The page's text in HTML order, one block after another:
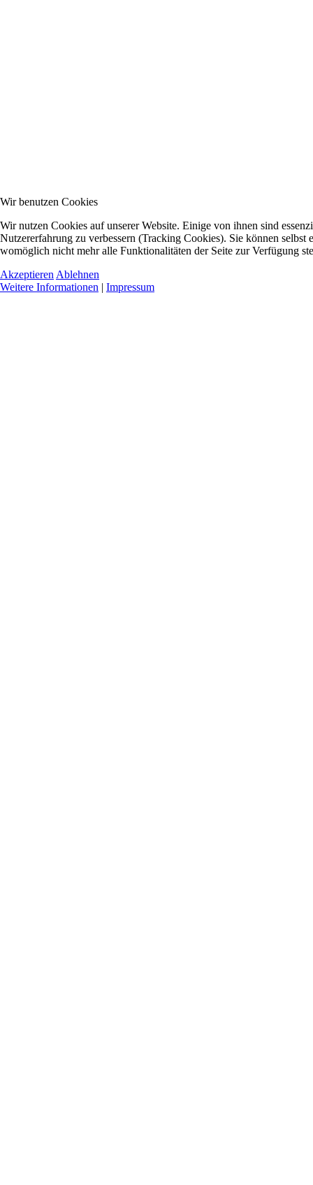
Wir benutzen Cookies
Wir nutzen Cookies auf unserer Website. Einige von ihnen sind
Nutzererfahrung zu verbessern (Tracking Cookies). Sie können
womöglich nicht mehr alle Funktionalitäten der Seite zur Verfügung
Akzeptieren Ablehnen
Weitere Informationen | Impressum